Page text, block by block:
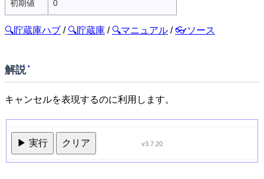
初期値 0
🔍貯蔵庫ハブ / 🔍貯蔵庫 / 🔍マニュアル /👓ソース
解説 *
キャンセルを表現するのに利用します。
▶ 実行 クリア v3.7.20